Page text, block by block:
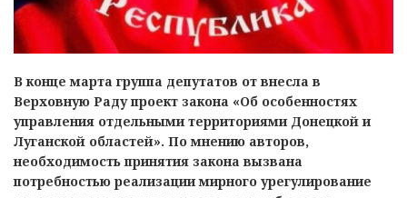
В конце марта группа депутатов от внесла в
Верховную Раду проект закона «Об особенностях
управления отдельными территориями Донецкой и
Луганской областей». По мнению авторов,
необходимость принятия закона вызвана
потребностью реализации мирного урегулирование